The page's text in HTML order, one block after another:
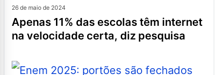
26 de maio de 2024
apenas 11% das escolas têm internet
na velocidade certa, diz pesquisa